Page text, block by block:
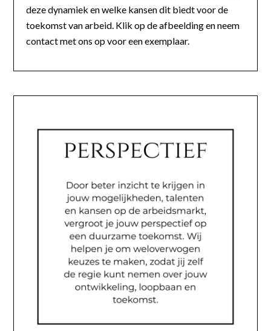
deze dynamiek en welke kansen dit biedt voor de
toekomst van arbeid. Klik op de afbeelding en neem
contact met ons op voor een exemplaar.